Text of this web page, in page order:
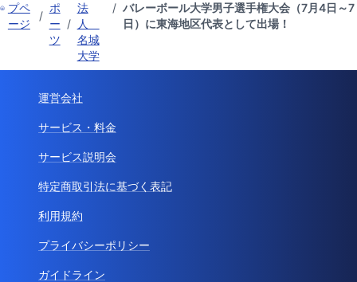
プペ
ージ
/
ポ
ー
ツ
/
法
人
名城
大学
/ バレーボール大学男子選手権大会（7月4日～7
日）に東海地区代表として出場！
運営会社
サービス・料金
サービス説明会
特定商取引法に基づく表記
利用規約
プライバシーポリシー
ガイドライン